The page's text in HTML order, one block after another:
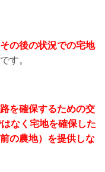
の後の状況での宅地
です。
を確保するための交
なく宅地を確保した
の農地）を提供しな